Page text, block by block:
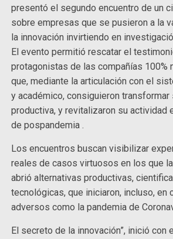
presentó el segundo encuentro de un
sobre empresas que se pusieron a la
la innovación invirtiendo en
El evento permitió rescatar el
protagonistas de las compañías 100%
que, mediante la articulación con el
y académico, consiguieron transformar
productiva, y revitalizaron su actividad
de pospandemia .
Los encuentros buscan visibilizar
reales de casos virtuosos en los que
abrió alternativas productivas,
tecnológicas, que iniciaron, incluso, en
adversos como la pandemia de
El secreto de la innovación”, inició con